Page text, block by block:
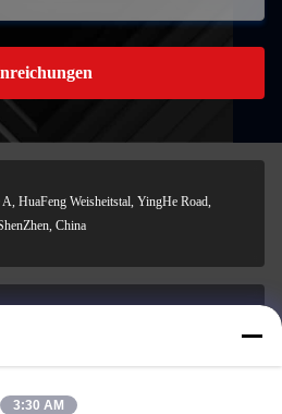
A, HuaFeng Weisheitstal, YingHe Road,
China
3:30 AM